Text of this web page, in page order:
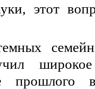
этот
прошлого